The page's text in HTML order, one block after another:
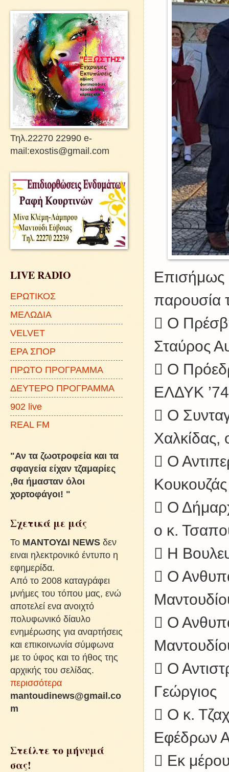
Επισήμως
παρουσία
 Ο
Σταύρος
 Ο
ΕΛΔΥΚ
 Ο
Χαλκίδας,
 Ο
 Ο
ο κ.
 Η
 Ο
 Ο
 Ο
Γεώργιος
 Ο κ.
Εφέδρων
 Εκ
Τηλ.22270 22990 e-
mail:exostis@gmail.com
LIVE RADIO
ΕΡΩΤΙΚΟΣ
ΜΕΛΩΔΙΑ
VELVET
ΕΡΑ ΣΠΟΡ
ΠΡΩΤΟ ΠΡΟΓΡΑΜΜΑ
ΔΕΥΤΕΡΟ ΠΡΟΓΡΑΜΜΑ
902 live
REAL FM
"Αν τα ζωοτροφεία και τα
σφαγεία είχαν τζαμαρίες
,θα ήμασταν όλοι
χορτοφάγοι! "
Σχετικά με μάς
To ΜΑΝΤΟΥΔΙ NEWS δεν
ειναι ηλεκτρονικό έντυπο η
εφημερίδα.
Από το 2008 καταγράφει
μνήμες του τόπου μας, ενώ
αποτελεί ενα ανοιχτό
πολυφωνικό δίαυλο
ενημέρωσης για αναρτήσεις
και επικοινωνία σύμφωνα
με το ύφος και το ήθος της
αρχικής του σελίδας.
περισσότερα
mantoudinews@gmail.co
m
Στείλτε το μήνυμά
σας!